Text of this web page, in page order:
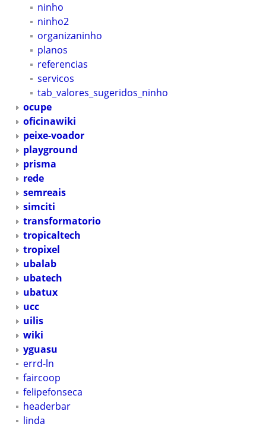
ninho
ninho2
organizaninho
planos
referencias
servicos
tab_valores_sugeridos_ninho
ocupe
oficinawiki
peixe-voador
playground
prisma
rede
semreais
simciti
transformatorio
tropicaltech
tropixel
ubalab
ubatech
ubatux
ucc
uilis
wiki
yguasu
errd-ln
faircoop
felipefonseca
headerbar
linda